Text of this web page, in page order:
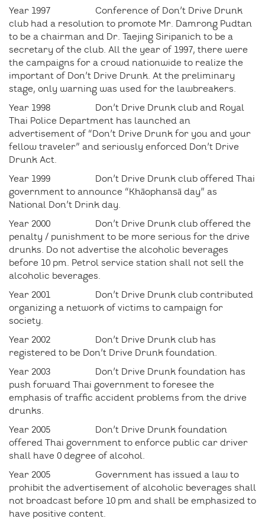
Year 1997 Conference of Don’t Drive Drunk
club had a resolution to promote Mr. Damrong Pudtan
to be a chairman and Dr. Taejing Siripanich to be a
secretary of the club. All the year of 1997, there were
the campaigns for a crowd nationwide to realize the
important of Don’t Drive Drunk. At the preliminary
stage, only warning was used for the lawbreakers.
Year 1998 Don’t Drive Drunk club and Royal
Thai Police Department has launched an
advertisement of “Don’t Drive Drunk for you and your
fellow traveler” and seriously enforced Don’t Drive
Drunk Act.
Year 1999 Don’t Drive Drunk club offered Thai
government to announce “Khāophansā day” as
National Don’t Drink day.
Year 2000 Don’t Drive Drunk club offered the
penalty / punishment to be more serious for the drive
drunks. Do not advertise the alcoholic beverages
before 10 pm. Petrol service station shall not sell the
alcoholic beverages.
Year 2001 Don’t Drive Drunk club contributed
organizing a network of victims to campaign for
society.
Year 2002 Don’t Drive Drunk club has
registered to be Don’t Drive Drunk foundation.
Year 2003 Don’t Drive Drunk foundation has
push forward Thai government to foresee the
emphasis of traffic accident problems from the drive
drunks.
Year 2005 Don’t Drive Drunk foundation
offered Thai government to enforce public car driver
shall have 0 degree of alcohol.
Year 2005 Government has issued a law to
prohibit the advertisement of alcoholic beverages shall
not broadcast before 10 pm and shall be emphasized to
have positive content.